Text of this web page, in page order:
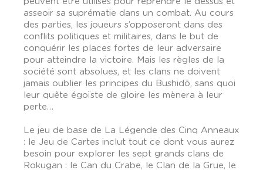
asseoir sa suprématie dans un combat. Au cours
des parties, les joueurs s’opposeront dans des
conflits politiques et militaires, dans le but de
conquérir les places fortes de leur adversaire
pour atteindre la victoire. Mais les règles de la
société sont absolues, et les clans ne doivent
jamais oublier les principes du Bushidō, sans quoi
leur quête égoïste de gloire les mènera à leur
perte…
Le jeu de base de La Légende des Cinq Anneaux
: le Jeu de Cartes inclut tout ce dont vous aurez
besoin pour explorer les sept grands clans de
Rokugan : le Can du Crabe, le Clan de la Grue, le